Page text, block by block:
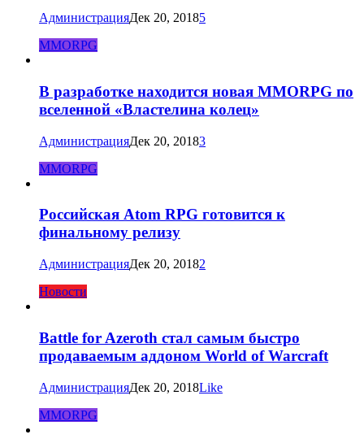
АдминистрацияДек 20, 20185
MMORPG
В разработке находится новая MMORPG по
вселенной «Властелина колец»
АдминистрацияДек 20, 20183
MMORPG
Российская Atom RPG готовится к
финальному релизу
АдминистрацияДек 20, 20182
Новости
Battle for Azeroth стал самым быстро
продаваемым аддоном World of Warcraft
АдминистрацияДек 20, 2018Like
MMORPG